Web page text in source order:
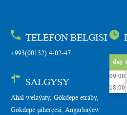
TELEFON BELGISI
+993(00132) 4-02-47
SALGYSY
Ahal welaýaty, Gökdepe etraby,
Gökdepe şäherçesi, Angarbaýew
duş
09:00
18:00